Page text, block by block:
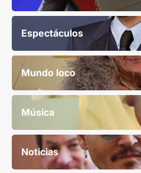
Espectáculos
Mundo loco
Música
Noticias